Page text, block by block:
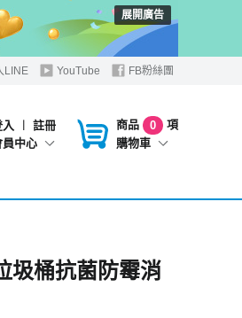
展開廣告
LINE YouTube FB粉絲團
︱
註冊
員中心
商品 0
項
購物車
圾桶抗菌防霉消